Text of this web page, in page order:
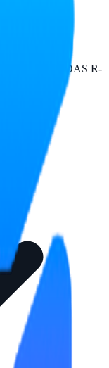
P C-3
X 6 PULGADAS R-